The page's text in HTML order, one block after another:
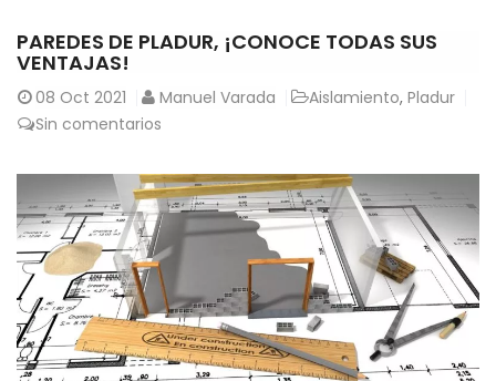
PAREDES DE PLADUR, ¡CONOCE TODAS SUS
VENTAJAS!
08 Oct 2021 Manuel Varada Aislamiento, Pladur
Sin comentarios